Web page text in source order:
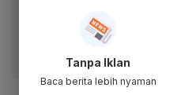
fitur menarik lainnya lewat
Tanpa Iklan
Baca berita lebih nyaman